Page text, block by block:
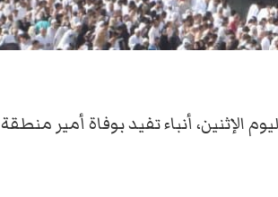
الإثنين، أنباء تفيد بوفاة أمير منطقة